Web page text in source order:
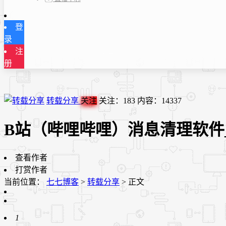
登
录
注
册
转载分享关注 关注： 183 内容： 14337
B站（哔哩哔哩）消息清理软
查看作者
打赏作者
当前位置： 七七博客 > 转载分享 > 正文
1